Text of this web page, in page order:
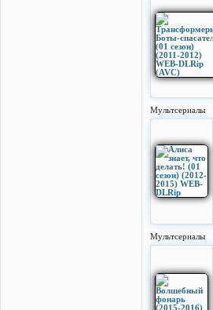
Мультсериалы
Мультсериалы